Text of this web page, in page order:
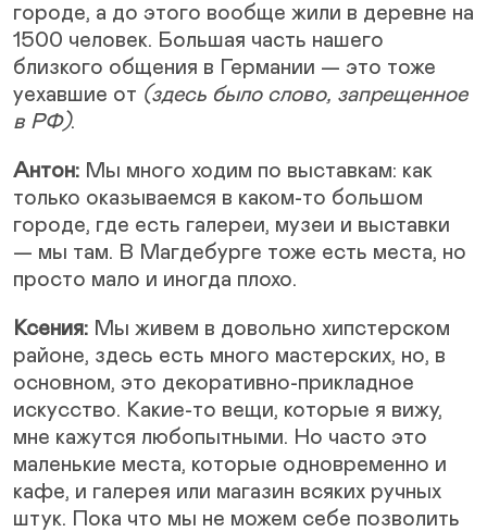
городе, а до этого вообще жили в деревне на
1500 человек. Большая часть нашего
близкого общения в Германии — это тоже
уехавшие от (здесь было слово, запрещенное
в РФ).
Антон: Мы много ходим по выставкам: как
только оказываемся в каком-то большом
городе, где есть галереи, музеи и выставки
— мы там. В Магдебурге тоже есть места, но
просто мало и иногда плохо.
Ксения: Мы живем в довольно хипстерском
районе, здесь есть много мастерских, но, в
основном, это декоративно-прикладное
искусство. Какие-то вещи, которые я вижу,
мне кажутся любопытными. Но часто это
маленькие места, которые одновременно и
кафе, и галерея или магазин всяких ручных
штук. Пока что мы не можем себе позволить